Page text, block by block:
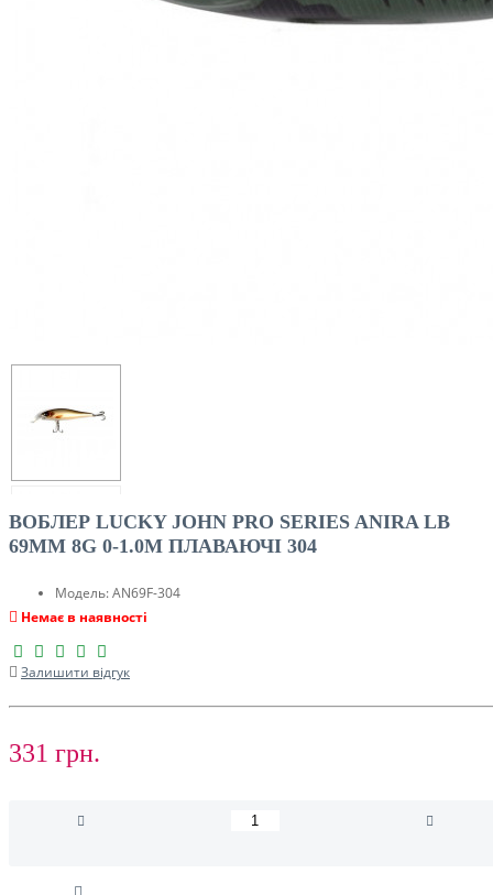
ВОБЛЕР LUCKY JOHN PRO SERIES ANIRA LB
69MM 8G 0-1.0M ПЛАВАЮЧІ 304
Модель:AN69F-304
Немає в наявності
Залишити відгук
331 грн.